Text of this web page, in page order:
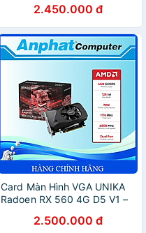
VGA-DVI/1Fan) – Hàng Chính
Hãng
2.450.000 đ
Card Màn Hình VGA UNIKA
Radoen RX 560 4G D5 V1 –
2.500.000 đ